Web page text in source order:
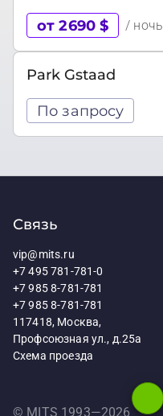
от 2690 $ / ночь
Park Gstaad
По запросу
Связь
vip@mits.ru
+7 495 781-781-0
+7 985 8-781-781
+7 985 8-781-781
117418, Москва,
Профсоюзная ул., д.25а
Схема проезда
© MITS 1993—2026